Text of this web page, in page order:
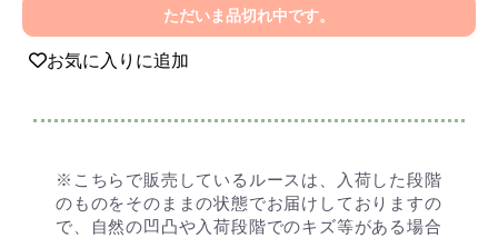
ただいま品切れ中です。
お気に入りに追加
※こちらで販売しているルースは、入荷した段階
のものをそのままの状態でお届けしておりますの
で、自然の凹凸や入荷段階でのキズ等がある場合